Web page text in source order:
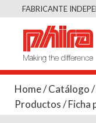
FABRICANTE
Home/Catálogo/
Productos/ Ficha